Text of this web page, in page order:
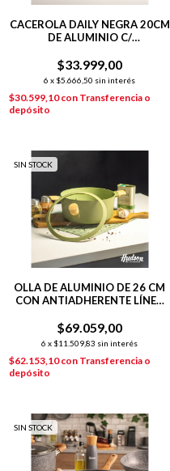
CACEROLA DAILY NEGRA 20CM
DE ALUMINIO C/
$33.999,00
6 x $5.666,50 sin interés
$30.599,10con Transferencia o
depósito
SIN STOCK
OLLA DE ALUMINIO DE 26 CM
CON ANTIADHERENTE LÍNEA
$69.059,00
6 x $11.509,83 sin interés
$62.153,10con Transferencia o
depósito
SIN STOCK